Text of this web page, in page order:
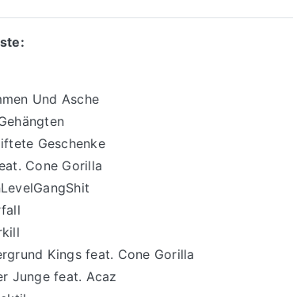
Und Asche
Geschenke
Cone Gorilla
Kings feat. Cone Gorilla
Junge feat. Acaz